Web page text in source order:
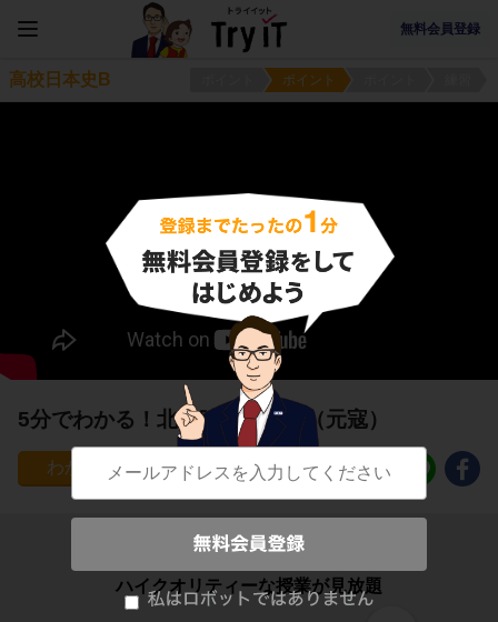
無料会員登録
高校日本史B ポイント
5分でわかる！北条時宗の時代（元寇）
150
子どもの勉強から大人の学び直しまで
ハイクオリティーな授業が見放題